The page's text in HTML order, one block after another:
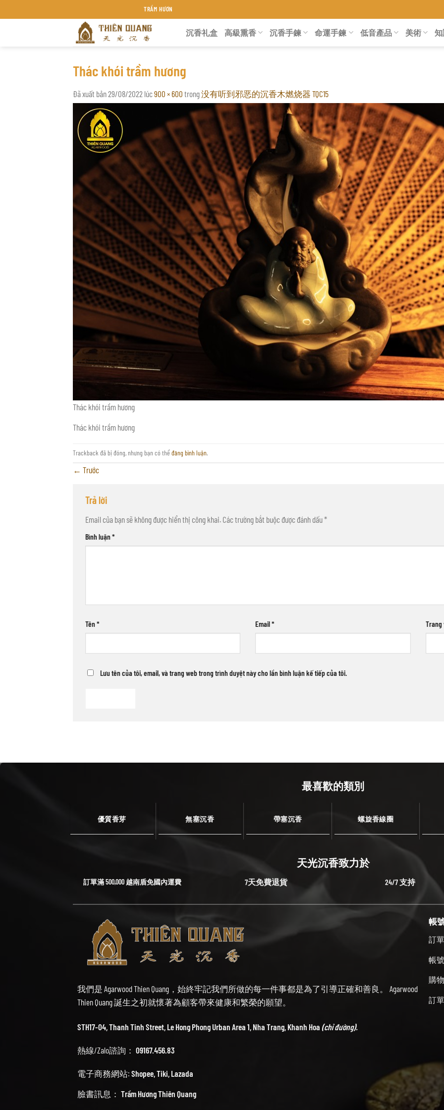
đến
TRẦM HƯƠNG THIÊN QUANG KHÁNH HÒA
沉香礼盒 高級熏香 沉香手鍊 命運手鍊 低音產品 美術
Thác khói trầm hương
Đã xuất bản29/08/2022 lúc900 × 600 trong没有听到邪恶的沉香木燃烧器 TQC15
Thác khói trầm hương
Thác khói trầm hương
Trackback đã bị đóng, nhưng bạn có thểđăng bình luận.
← Trước
Trả lời
Email của bạn sẽ không được hiển thị công khai. Các trường bắt buộc được đánh dấu*
Bình luận*
Tên* Email* Trang
Lưu tên của tôi, email, và trang web trong trình duyệt này cho lần bình luận kế tiếp của tôi.
最喜歡的類別
優質香芽 無塞沉香 帶塞沉香 螺旋香線圈
天光沉香致力於
訂單滿 500,000 越南盾免國內運費 7天免費退貨 24/7 支持
我們是 Agarwood Thien Quang，始終牢記我們所做的每一件事都是為了引導正確和善良。 Agarwood
Thien Quang 誕生之初就懷著為顧客帶來健康和繁榮的願望。
STH17-04, Thanh Tinh Street, Le Hong Phong Urban Area 1, Nha Trang, Khanh Hoa (chỉ đường).
熱線/Zalo諮詢： 09167.456.83
電子商務網站: Shopee,Tiki, Lazada
臉書訊息： Trầm Hương Thiên Quang
帳
訂單
帳號
購
訂